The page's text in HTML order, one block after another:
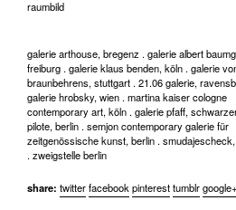
raumbild
galerie arthouse, bregenz . galerie albert
freiburg . galerie klaus benden, köln . galerie
braunbehrens, stuttgart . 21.06 galerie,
galerie hrobsky, wien . martina kaiser cologne
contemporary art, köln . galerie pfaff,
pilote, berlin . semjon contemporary galerie für
zeitgenössische kunst, berlin .
. zweigstelle berlin
share: twitterfacebook pinteresttumblrgoogle+